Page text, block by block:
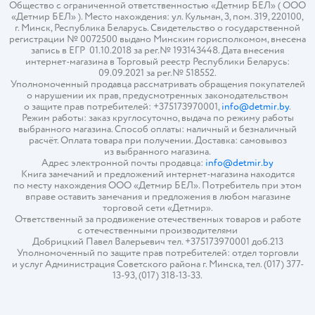
Общество с ограниченной ответственностью «Детмир БЕЛ» ( ООО
«Детмир БЕЛ» ). Место нахождения: ул. Кульман, 3, пом. 319, 220100,
г. Минск, Республика Беларусь. Свидетельство о государственной
регистрации № 0072500 выдано Минским горисполкомом, внесена
запись в ЕГР 01.10.2018 за рег.№ 193143448. Дата внесения
интернет-магазина в Торговый реестр Республики Беларусь:
09.09.2021 за рег.№ 518552.
Уполномоченный продавца рассматривать обращения покупателей
о нарушении их прав, предусмотренных законодательством
о защите прав потребителей: +375173970001,info@detmir.by.
Режим работы: заказ круглосуточно, выдача по режиму работы
выбранного магазина. Способ оплаты: наличный и безналичный
расчёт. Оплата товара при получении. Доставка: самовывоз
из выбранного магазина.
Адрес электронной почты продавца: info@detmir.by
Книга замечаний и предложений интернет-магазина находится
по месту нахождения ООО «Детмир БЕЛ». Потребитель при этом
вправе оставить замечания и предложения в любом магазине
торговой сети «Детмир».
Ответственный за продвижение отечественных товаров и работе
с отечественными производителями
Добрицкий Павел Валерьевич тел. +375173970001 доб.213
Уполномоченный по защите прав потребителей: отдел торговли
и услуг Администрация Советского района г. Минска, тел. (017) 377-
13-93, (017) 318-13-33.